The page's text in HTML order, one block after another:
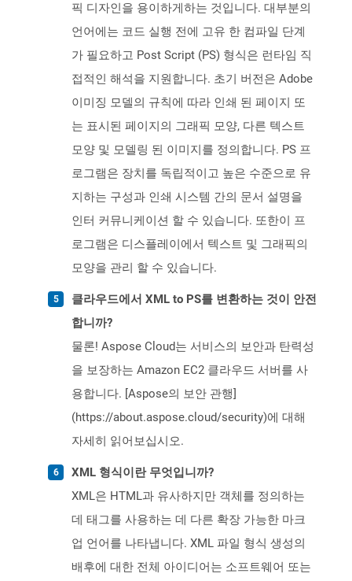
픽 디자인을 용이하게하는 것입니다. 대부분의
언어에는 코드 실행 전에 고유 한 컴파일 단계
가 필요하고 Post Script (PS) 형식은 런타임 직
접적인 해석을 지원합니다. 초기 버전은 Adobe
이미징 모델의 규칙에 따라 인쇄 된 페이지 또
는 표시된 페이지의 그래픽 모양, 다른 텍스트
모양 및 모델링 된 이미지를 정의합니다. PS 프
로그램은 장치를 독립적이고 높은 수준으로 유
지하는 구성과 인쇄 시스템 간의 문서 설명을
인터 커뮤니케이션 할 수 있습니다. 또한이 프
로그램은 디스플레이에서 텍스트 및 그래픽의
모양을 관리 할 수 ​​있습니다.
클라우드에서 XML to PS를 변환하는 것이 안전
합니까?
물론! Aspose Cloud는 서비스의 보안과 탄력성
을 보장하는 Amazon EC2 클라우드 서버를 사
용합니다. [Aspose의 보안 관행]
(https://about.aspose.cloud/security)에 대해
자세히 읽어보십시오.
XML 형식이란 무엇입니까?
XML은 HTML과 유사하지만 객체를 정의하는
데 태그를 사용하는 데 다른 확장 가능한 마크
업 언어를 나타냅니다. XML 파일 형식 생성의
배후에 대한 전체 아이디어는 소프트웨어 또는